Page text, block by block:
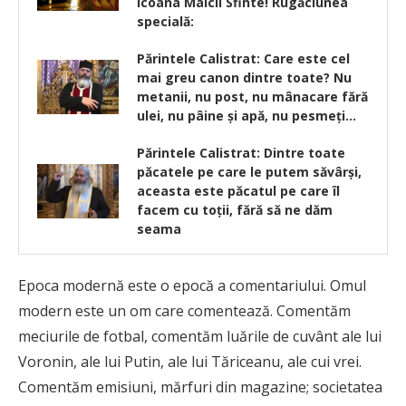
specială:
Părintele Calistrat: Care este cel
mai greu canon dintre toate? Nu
metanii, nu post, nu mânacare fără
ulei, nu pâine şi apă, nu pesmeţi…
Părintele Calistrat: Dintre toate
păcatele pe care le putem săvârși,
aceasta este păcatul pe care îl
facem cu toții, fără să ne dăm
seama
Epoca modernă este o epocă a comentariului. Omul
modern este un om care comentează. Comentăm
meciurile de fotbal, comentăm luările de cuvânt ale lui
Voronin, ale lui Putin, ale lui Tăriceanu, ale cui vrei.
Comentăm emisiuni, mărfuri din magazine; societatea